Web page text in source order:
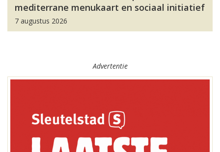
mediterrane menukaart en sociaal initiatief
7 augustus 2026
Advertentie